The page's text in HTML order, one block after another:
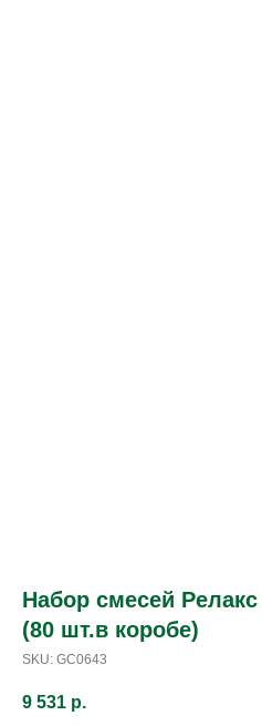
Набор смесей
(80 шт.в коробе)
SKU: GC0643
9 531 р.